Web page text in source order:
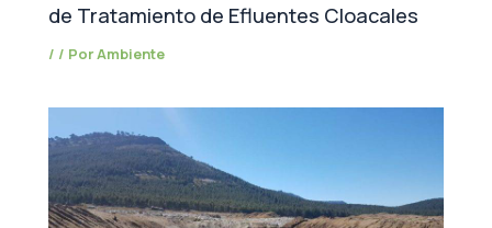
de Tratamiento de Efluentes Cloacales
/ / PorAmbiente